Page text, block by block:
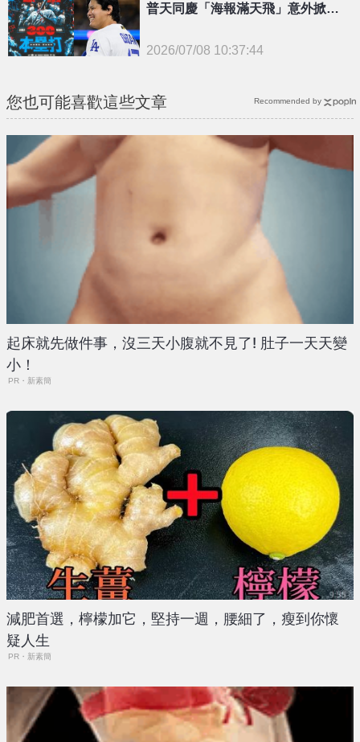
普天同慶「海報滿天飛」意外掀
2026/07/08 10:37:44
您也可能喜歡這些文章
起床就先做件事，沒三天小腹就不見了! 肚子一天天變
小！
PR・新素簡
減肥首選，檸檬加它，堅持一週，腰細了，瘦到你懷
疑人生
PR・新素簡
Recommended by